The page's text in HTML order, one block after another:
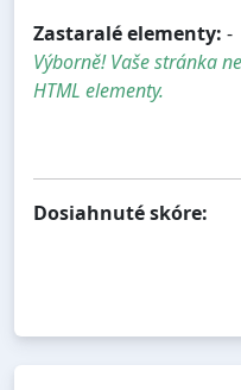
Zastaralé elementy: -
Výborně! Vaše stránka
HTML elementy.
Dosiahnuté skóre: